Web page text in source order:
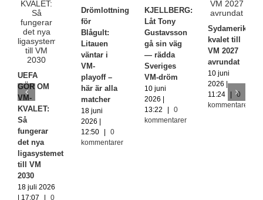
UEFA
GÖR OM
VM-
KVALET:
Så
fungerar
det nya
ligasystemet
till VM
2030
18 juli 2026
| 17:07
0
Drömlottning
för
Blågult:
Litauen
väntar i
VM-
playoff –
här är alla
matcher
18 juni
2026 |
12:50
0
kommentarer
KJELLBERG:
Låt Tony
Gustavsson
gå sin väg
— rädda
Sveriges
VM-dröm
10 juni
2026 |
13:22
0
kommentarer
kvalet till
VM 2027
avrundat
10 juni
2026 |
11:24
0
kommentarer